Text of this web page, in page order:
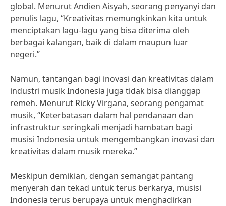
global. Menurut Andien Aisyah, seorang penyanyi dan
penulis lagu, “Kreativitas memungkinkan kita untuk
menciptakan lagu-lagu yang bisa diterima oleh
berbagai kalangan, baik di dalam maupun luar
negeri.”
Namun, tantangan bagi inovasi dan kreativitas dalam
industri musik Indonesia juga tidak bisa dianggap
remeh. Menurut Ricky Virgana, seorang pengamat
musik, “Keterbatasan dalam hal pendanaan dan
infrastruktur seringkali menjadi hambatan bagi
musisi Indonesia untuk mengembangkan inovasi dan
kreativitas dalam musik mereka.”
Meskipun demikian, dengan semangat pantang
menyerah dan tekad untuk terus berkarya, musisi
Indonesia terus berupaya untuk menghadirkan